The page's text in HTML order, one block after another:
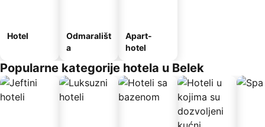
Hotel
Odmarališt
a
Apart-
hotel
Popularne kategorije hotela u Belek